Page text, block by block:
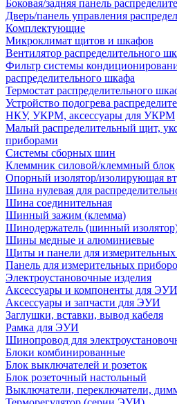
Боковая/задняя панель
Дверь/панель управления
Комплектующие
Микроклимат щитов и шкафов
Вентилятор распределительного
Фильтр системы
распределительного шкафа
Термостат распределительного
Устройство подогрева
НКУ, УКРМ, аксессуары для УКРМ
Малый распределительный щит,
приборами
Системы сборных шин
Клеммник силовой/клеммный блок
Опорный изолятор/изолирующая
Шина нулевая для
Шина соединительная
Шинный зажим (клемма)
Шинодержатель (шинный
Шины медные и алюминиевые
Щиты и панели для измерительных
Панель для измерительных
Электроустановочные изделия
Аксессуары и компоненты для ЭУИ
Аксессуары и запчасти для ЭУИ
Заглушки, вставки, вывод кабеля
Рамка для ЭУИ
Шинопровод для
Блоки комбинированные
Блок выключателей и розеток
Блок розеточный настольный
Выключатели, переключатели,